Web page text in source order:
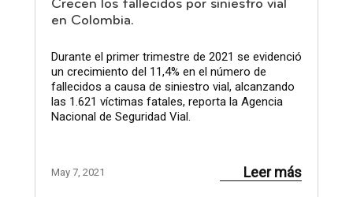
Crecen los fallecidos por siniestro vial
en Colombia.
Durante el primer trimestre de 2021 se evidenció
un crecimiento del 11,4% en el número de
fallecidos a causa de siniestro vial, alcanzando
las 1.621 víctimas fatales, reporta la Agencia
Nacional de Seguridad Vial.
May 7, 2021 Leer más